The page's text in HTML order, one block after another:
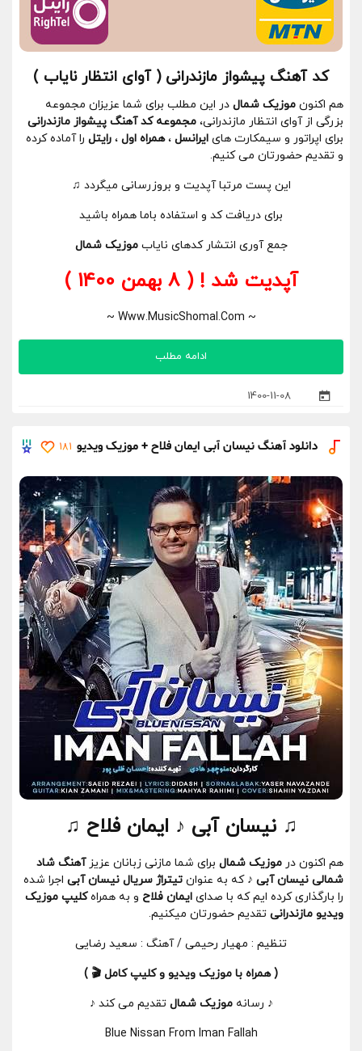
کد آهنگ پیشواز مازندرانی ( آوای انتظار نایاب )
هم اکنون موزیک شمال در این مطلب برای شما عزیزان مجموعه
بزرگی از آوای انتظار مازندرانی، مجموعه کد آهنگ پیشواز مازندرانی
برای اپراتور و سیمکارت های ایرانسل ،همراه اول ، رایتل را آماده کرده
و تقدیم حضورتان می کنیم.
این پست مرتبا آپدیت و بروزرسانی میگردد ♫
برای دریافت کد و استفاده باما همراه باشید
جمع آوری انتشار کدهای نایاب موزیک شمال
آپدیت شد ! ( 8 بهمن 1400 )
~ Www.MusicShomal.Com ~
1400-11-08
ادامه مطلب
دانلود آهنگ نیسان آبی ایمان فلاح + موزیک ویدیو 181
♫ نیسان آبی ♪ ایمان فلاح ♫
هم اکنون در موزیک شمال برای شما مازنی زبانان عزیزآهنگ شاد
شمالی نیسان آبی ♪ که به عنوان تیتراژ سریال نیسان آبی اجرا شده
را بارگذاری کرده ایم که با صدای ایمان فلاح و به همراهکلیپ موزیک
ویدیو مازندرانی تقدیم حضورتان میکنیم.
تنظیم : مهیار رحیمی / آهنگ : سعید رضایی
( همراه با موزیک ویدیو و کلیپ کامل 🎬 )
♪ رسانهموزیک شمال تقدیم می کند ♪
Blue Nissan From Iman Fallah